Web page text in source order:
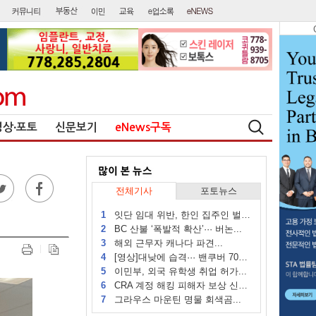
상∙포토 신문보기 eNews구독
전체기사 포토뉴스
1잇단 임대 위반, 한인 집주인 벌금...
2BC 산불 ‘폭발적 확산’··· 버논...
3해외 근무자 캐나다 파견...
4[영상]대낮에 습격··· 밴쿠버 70대...
5이민부, 외국 유학생 취업 허가...
6CRA 계정 해킹 피해자 보상 신청 시작
7그라우스 마운틴 명물 회색곰...